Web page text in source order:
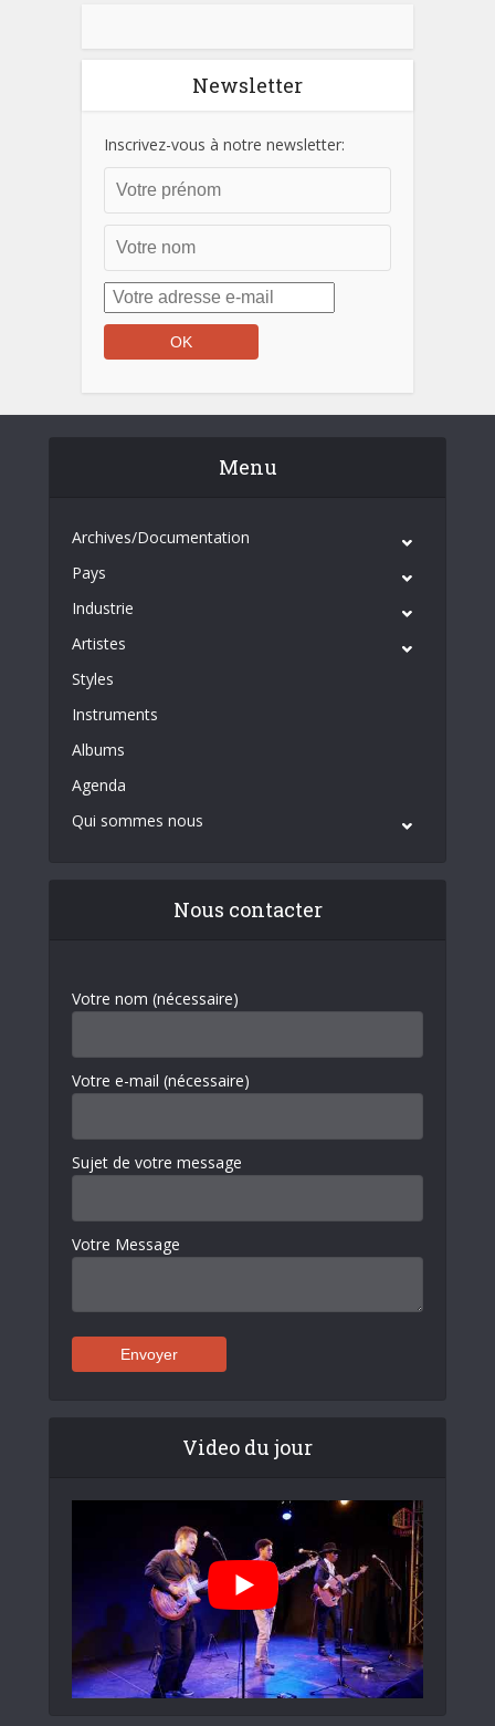
Newsletter
Inscrivez-vous à notre newsletter:
Menu
Archives/Documentation
Pays
Industrie
Artistes
Styles
Instruments
Albums
Agenda
Qui sommes nous
Nous contacter
Votre nom (nécessaire)
Votre e-mail (nécessaire)
Sujet de votre message
Votre Message
Video du jour